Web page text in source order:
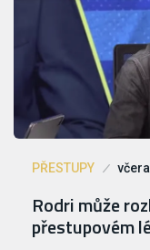
PŘESTUPY
Rodri může
přestupovém